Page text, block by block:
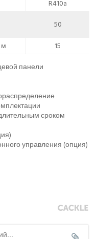
R410a
50
15
панели
сроком
управления (опция)